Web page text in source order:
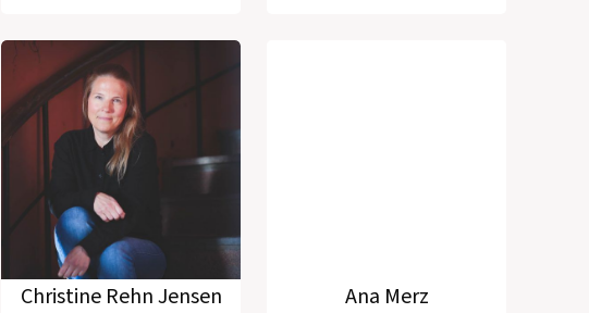
Christine Rehn Jensen Ana Merz